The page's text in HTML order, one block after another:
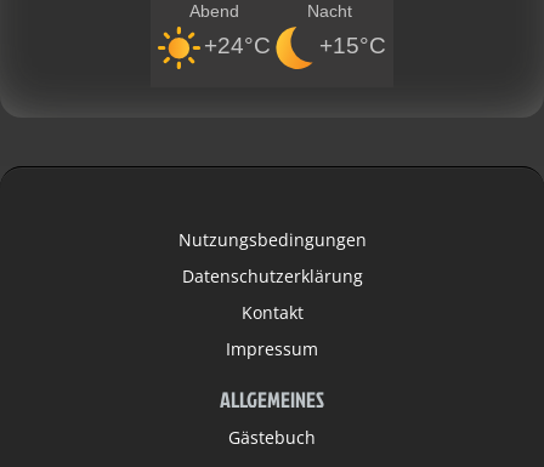
Abend
+24°C
Nacht
+15°C
Nutzungsbedingungen
Datenschutzerklärung
Kontakt
Impressum
ALLGEMEINES
Gästebuch